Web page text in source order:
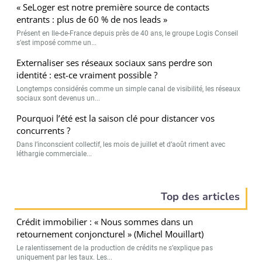
« SeLoger est notre première source de contacts
entrants : plus de 60 % de nos leads »
Présent en Ile-de-France depuis près de 40 ans, le groupe Logis Conseil
s’est imposé comme un...
Externaliser ses réseaux sociaux sans perdre son
identité : est-ce vraiment possible ?
Longtemps considérés comme un simple canal de visibilité, les réseaux
sociaux sont devenus un...
Pourquoi l’été est la saison clé pour distancer vos
concurrents ?
Dans l’inconscient collectif, les mois de juillet et d’août riment avec
léthargie commerciale...
Top des articles
Crédit immobilier : « Nous sommes dans un
retournement conjoncturel » (Michel Mouillart)
Le ralentissement de la production de crédits ne s’explique pas
uniquement par les taux. Les...